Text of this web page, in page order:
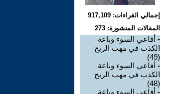
إجمالي القراءات: 917,109
المقالات المنشورة: 273
- أفاعي السوء وباعة
الكذب في مهب الريح
(49)
- أفاعي السوء وباعة
الكذب في مهب الريح
(48)
- أفاعي السوء وباعة